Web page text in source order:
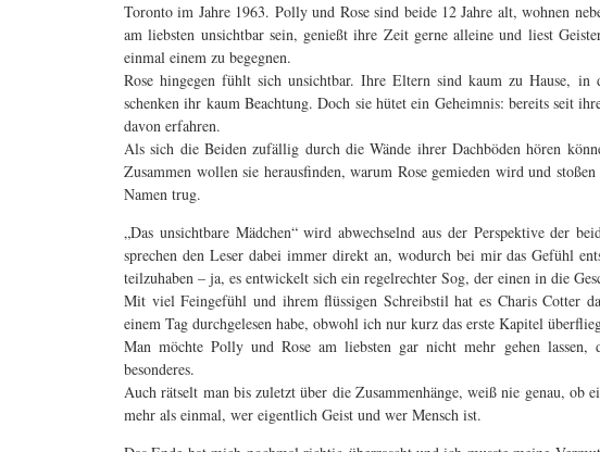
Toronto im Jahre 1963. Polly und Rose sind beide 12 Jahre alt, wohnen
am liebsten unsichtbar sein, genießt ihre Zeit gerne alleine und liest
einmal einem zu begegnen.
Rose hingegen fühlt sich unsichtbar. Ihre Eltern sind kaum zu Hause,
schenken ihr kaum Beachtung. Doch sie hütet ein Geheimnis: bereits seit
davon erfahren.
Als sich die Beiden zufällig durch die Wände ihrer Dachböden hören
Zusammen wollen sie herausfinden, warum Rose gemieden wird und
Namen trug.
„Das unsichtbare Mädchen“ wird abwechselnd aus der Perspektive der
sprechen den Leser dabei immer direkt an, wodurch bei mir das Gefühl
teilzuhaben – ja, es entwickelt sich ein regelrechter Sog, der einen in die
Mit viel Feingefühl und ihrem flüssigen Schreibstil hat es Charis Cotter
einem Tag durchgelesen habe, obwohl ich nur kurz das erste Kapitel
Man möchte Polly und Rose am liebsten gar nicht mehr gehen lassen,
besonderes.
Auch rätselt man bis zuletzt über die Zusammenhänge, weiß nie genau, ob
mehr als einmal, wer eigentlich Geist und wer Mensch ist.